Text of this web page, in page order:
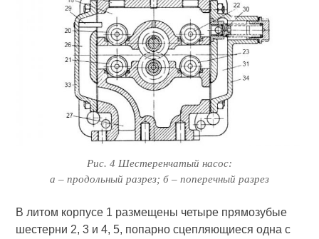
Рис. 4 Шестеренчатый насос:
а – продольный разрез; б – поперечный разрез
В литом корпусе 1 размещены четыре прямозубые
шестерни 2, 3 и 4, 5, попарно сцепляющиеся одна с